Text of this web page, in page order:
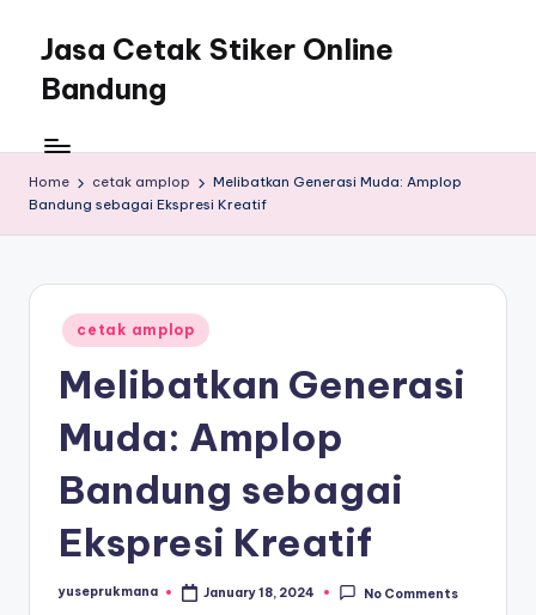
Jasa Cetak Stiker Online
Bandung
Home cetak amplop
Melibatkan Generasi Muda: Amplop
Bandung sebagai Ekspresi Kreatif
Posted
in
cetak amplop
Melibatkan Generasi
Muda: Amplop
Bandung sebagai
Ekspresi Kreatif
Posted
yuseprukmana January 18, 2024 No Comments